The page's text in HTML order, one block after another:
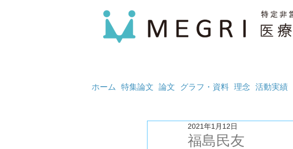
ホーム 特集論文 論文 グラフ・資料 理念 活動実績
福島民友
2021年1月12日